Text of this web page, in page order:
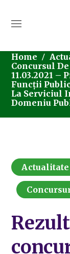
Home
Concursul
11.03.2021 –
Funcții
La Serviciul
Domeniu
Actualitate